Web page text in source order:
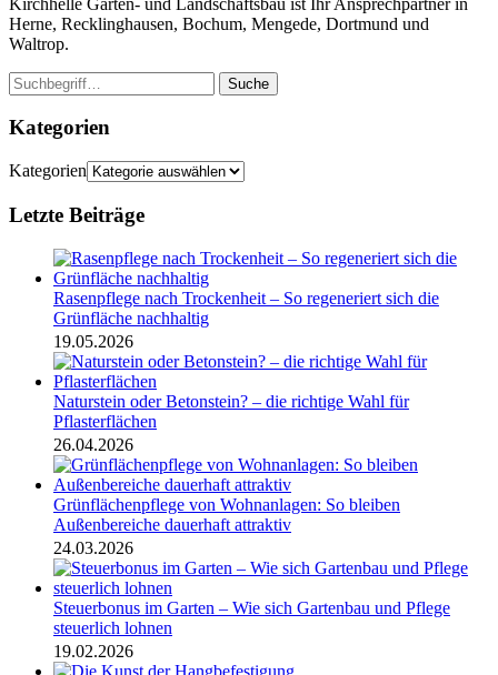
Herne, Recklinghausen, Bochum, Mengede, Dortmund und
Waltrop.
Suche
Kategorien
Kategorien
Letzte Beiträge
Rasenpflege nach Trockenheit – So regeneriert sich die
Grünfläche nachhaltig
19.05.2026
Naturstein oder Betonstein? – die richtige Wahl für
Pflasterflächen
26.04.2026
Grünflächenpflege von Wohnanlagen: So bleiben
Außenbereiche dauerhaft attraktiv
24.03.2026
Steuerbonus im Garten – Wie sich Gartenbau und Pflege
steuerlich lohnen
19.02.2026